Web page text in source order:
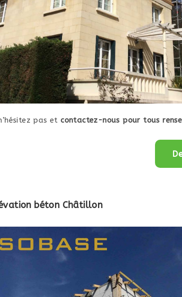
pas etcontactez-nous pour tous
béton Châtillon